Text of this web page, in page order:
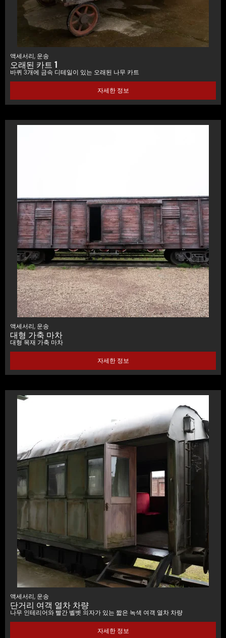
액세서리, 운송
오래된 카트 1
바퀴 3개에 금속 디테일이 있는 오래된 나무 카트
자세한 정보
액세서리, 운송
대형 가축 마차
대형 목재 가축 마차
자세한 정보
액세서리, 운송
단거리 여객 열차 차량
나무 인테리어와 빨간 벨벳 의자가 있는 짧은 녹색 여객 열차 차량
자세한 정보